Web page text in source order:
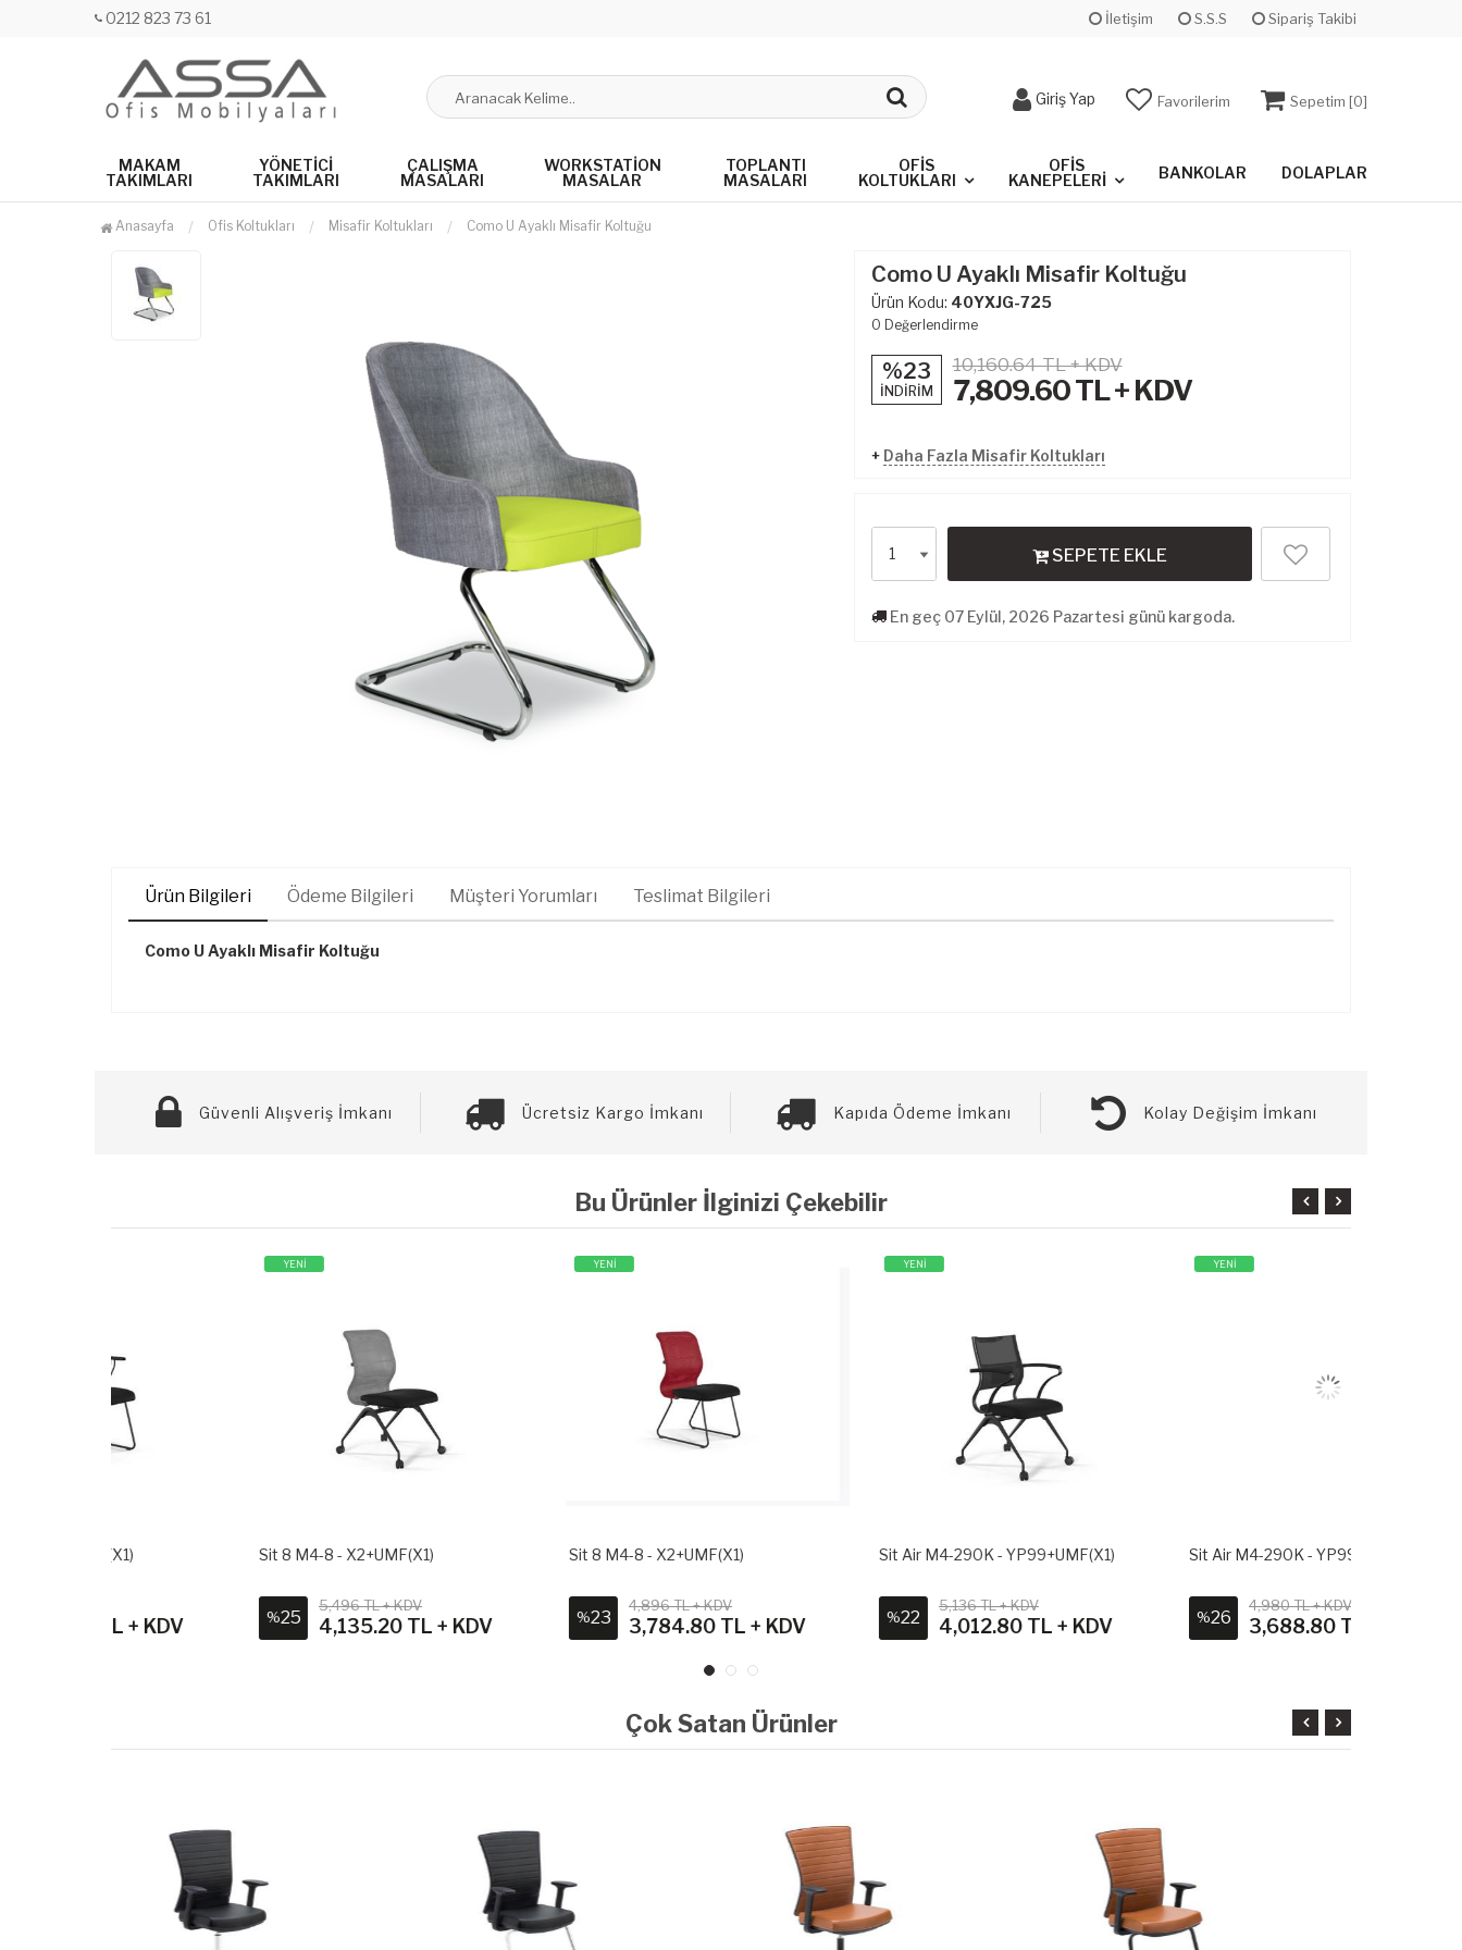
0212 823 73 61 İletişim S.S.S Sipariş Takibi
Giriş Yap Favorilerim Sepetim [0]
MAKAM
TAKIMLARI
YÖNETICI
TAKIMLARI
ÇALIŞMA
MASALARI
WORKSTATION
MASALAR
TOPLANTI
MASALARI
OFIS
KOLTUKLARI
OFIS
KANEPELERI
BANKOLAR DOLAPLAR
Anasayfa Ofis Koltukları Misafir Koltukları Como U Ayaklı Misafir Koltuğu
Como U Ayaklı Misafir Koltuğu
Ürün Kodu: 40YXJG-725
0 Değerlendirme
%23
İNDİRİM
10,160.64 TL + KDV
7,809.60TL + KDV
+ Daha Fazla Misafir Koltukları
SEPETE EKLE
En geç 07 Eylül, 2026 Pazartesi günü kargoda.
Ürün Bilgileri Ödeme Bilgileri Müşteri Yorumları Teslimat Bilgileri
Como U Ayaklı Misafir Koltuğu
Güvenli Alışveriş İmkanı Ücretsiz Kargo İmkanı Kapıda Ödeme İmkanı Kolay Değişim İmkanı
Bu Ürünler İlginizi Çekebilir
Sit 8 M4-8 - X2+UMF(X1)
%25 4,135.20 TL + KDV
Sit 8 M4-8 - X2+UMF(X1)
%23 3,784.80 TL + KDV
Sit Air M4-290K - YP99+UMF(X1)
%22 4,012.80 TL + KDV
Sit Air M4-290K - YP99+UMF(X1)
%26 3,688.80 TL + KDV
Çok Satan Ürünler